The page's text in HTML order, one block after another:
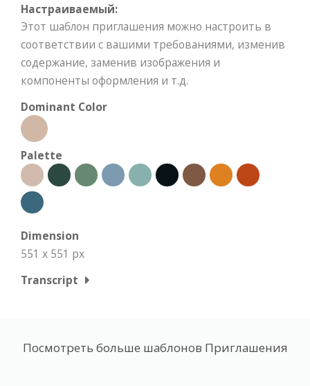
Настраиваемый:
Этот шаблон приглашения можно настроить в
соответствии с вашими требованиями, изменив
содержание, заменив изображения и
компоненты оформления и т.д.
Dominant Color
Palette
Dimension
551 x 551 px
Transcript
Посмотреть больше шаблонов Приглашения